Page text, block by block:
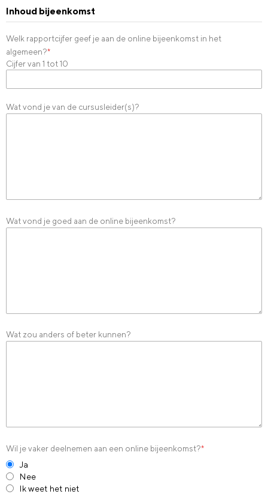
Inhoud bijeenkomst
Welk rapportcijfer geef je aan de online bijeenkomst in het
algemeen?*
Cijfer van 1 tot 10
Wat vond je van de cursusleider(s)?
Wat vond je goed aan de online bijeenkomst?
Wat zou anders of beter kunnen?
Wil je vaker deelnemen aan een online bijeenkomst?*
Ja
Nee
Ik weet het niet